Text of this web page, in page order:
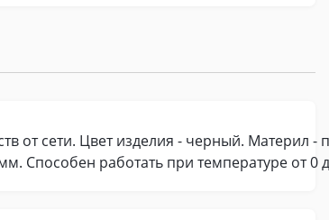
от сети. Цвет изделия - черный. Материл -
работать при температуре от